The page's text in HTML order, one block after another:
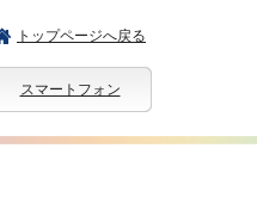
トップページへ戻る
スマートフォン